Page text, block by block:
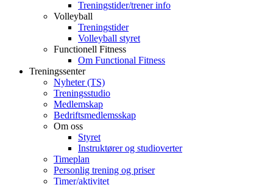
Treningstider/trener info
Volleyball
Treningstider
Volleyball styret
Functionell Fitness
Om Functional Fitness
Treningssenter
Nyheter (TS)
Treningsstudio
Medlemskap
Bedriftsmedlemsskap
Om oss
Styret
Instruktører og studioverter
Timeplan
Personlig trening og priser
Timer/aktivitet